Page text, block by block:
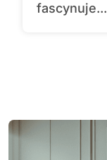
fascynuje...